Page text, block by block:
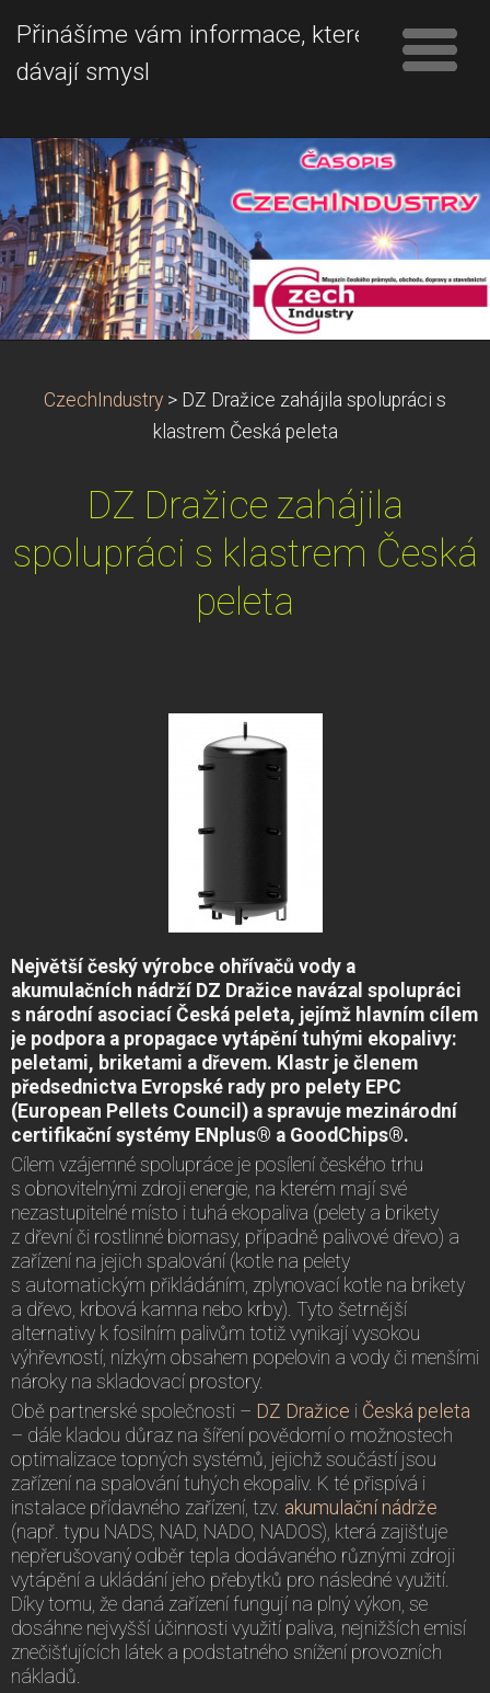
Přinášíme vám informace, které
dávají smysl
CzechIndustry > DZ Dražice zahájila spolupráci s
klastrem Česká peleta
DZ Dražice zahájila
spolupráci s klastrem Česká
peleta
Největší český výrobce ohřívačů vody a
akumulačních nádrží DZ Dražice navázal spolupráci
s národní asociací Česká peleta, jejímž hlavním cílem
je podpora a propagace vytápění tuhými ekopalivy:
peletami, briketami a dřevem. Klastr je členem
předsednictva Evropské rady pro pelety EPC
(European Pellets Council) a spravuje mezinárodní
certifikační systémy ENplus® a GoodChips®.
Cílem vzájemné spolupráce je posílení českého trhu
s obnovitelnými zdroji energie, na kterém mají své
nezastupitelné místo i tuhá ekopaliva (pelety a brikety
z dřevní či rostlinné biomasy, případně palivové dřevo) a
zařízení na jejich spalování (kotle na pelety
s automatickým přikládáním, zplynovací kotle na brikety
a dřevo, krbová kamna nebo krby). Tyto šetrnější
alternativy k fosilním palivům totiž vynikají vysokou
výhřevností, nízkým obsahem popelovin a vody či menšími
nároky na skladovací prostory.
Obě partnerské společnosti – DZ Dražice i Česká peleta
– dále kladou důraz na šíření povědomí o možnostech
optimalizace topných systémů, jejichž součástí jsou
zařízení na spalování tuhých ekopaliv. K té přispívá i
instalace přídavného zařízení, tzv. akumulační nádrže
(např. typu NADS, NAD, NADO, NADOS), která zajišťuje
nepřerušovaný odběr tepla dodávaného různými zdroji
vytápění a ukládání jeho přebytků pro následné využití.
Díky tomu, že daná zařízení fungují na plný výkon, se
dosáhne nejvyšší účinnosti využití paliva, nejnižších emisí
znečišťujících látek a podstatného snížení provozních
nákladů.